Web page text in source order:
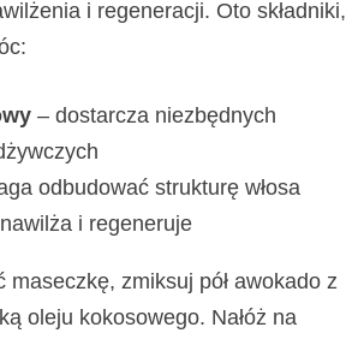
i regeneracji. Oto składniki,
– dostarcza niezbędnych
odbudować strukturę włosa
i regeneruje
maseczkę, zmiksuj pół awokado z
oleju kokosowego. Nałóż na